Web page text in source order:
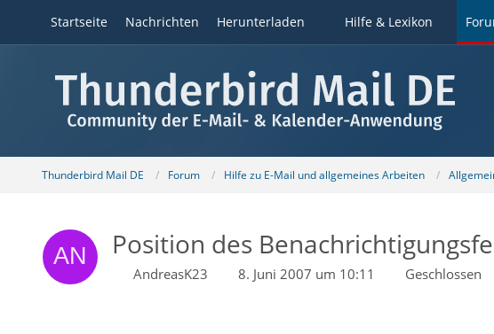
Startseite Nachrichten Herunterladen Hilfe & Lexikon
Thunderbird Mail DE Forum Hilfe zu E-Mail und allgemeines Arbeiten
Position des
AndreasK23 8. Juni 2007 um 10:11 Geschlossen